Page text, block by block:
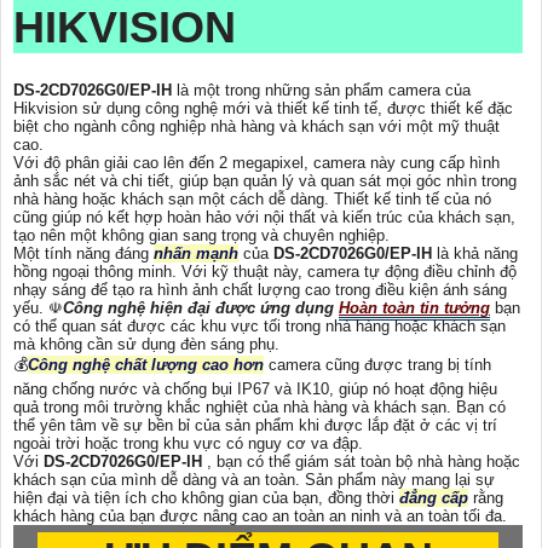
HIKVISION
DS-2CD7026G0/EP-IH là một trong những sản phẩm camera của
Hikvision sử dụng công nghệ mới và thiết kế tinh tế, được thiết kế đặc
biệt cho ngành công nghiệp nhà hàng và khách sạn với một mỹ thuật
cao.
Với độ phân giải cao lên đến 2 megapixel, camera này cung cấp hình
ảnh sắc nét và chi tiết, giúp bạn quản lý và quan sát mọi góc nhìn trong
nhà hàng hoặc khách sạn một cách dễ dàng. Thiết kế tinh tế của nó
cũng giúp nó kết hợp hoàn hảo với nội thất và kiến trúc của khách sạn,
tạo nên một không gian sang trọng và chuyên nghiệp.
Một tính năng đáng nhấn mạnh của DS-2CD7026G0/EP-IH là khả năng
hồng ngoại thông minh. Với kỹ thuật này, camera tự động điều chỉnh độ
nhạy sáng để tạo ra hình ảnh chất lượng cao trong điều kiện ánh sáng
yếu. ☫Công nghệ hiện đại được ứng dụng Hoàn toàn tin tưởng bạn
có thể quan sát được các khu vực tối trong nhà hàng hoặc khách sạn
mà không cần sử dụng đèn sáng phụ.
💰Công nghệ chất lượng cao hơn camera cũng được trang bị tính
năng chống nước và chống bụi IP67 và IK10, giúp nó hoạt động hiệu
quả trong môi trường khắc nghiệt của nhà hàng và khách sạn. Bạn có
thể yên tâm về sự bền bỉ của sản phẩm khi được lắp đặt ở các vị trí
ngoài trời hoặc trong khu vực có nguy cơ va đập.
Với DS-2CD7026G0/EP-IH
, bạn có thể giám sát toàn bộ nhà hàng hoặc
khách sạn của mình dễ dàng và an toàn. Sản phẩm này mang lại sự
hiện đại và tiện ích cho không gian của bạn, đồng thời đẳng cấp rằng
khách hàng của bạn được nâng cao an toàn an ninh và an toàn tối đa.